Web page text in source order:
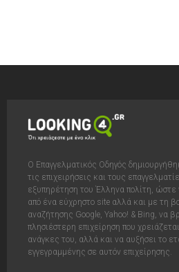
Ο Επαγγελματικός Οδηγός
τις επιχειρήσεις και τους
εξυπηρέτηση του Έλληνα πολίτη, ώστε
από ένα εύχρηστο site αλλά και με τη
αναζήτησης Google, Yahoo! & Bing, να
πλησιέστερη επιχείρηση που
ανάγκες του, αλλά και να αυξήσει το
εγγεγραμμένης σε αυτόν επιχείρησης.